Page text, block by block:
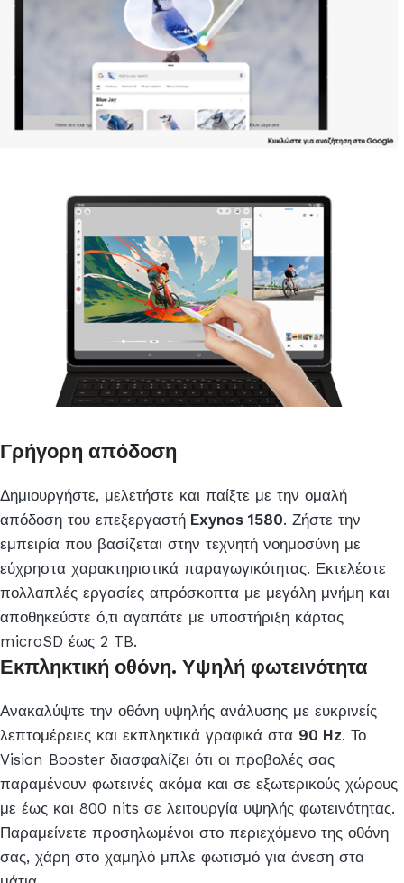
Γρήγορη απόδοση
Δημιουργήστε, μελετήστε και παίξτε με την ομαλή
απόδοση του επεξεργαστή Exynos 1580. Ζήστε την
εμπειρία που βασίζεται στην τεχνητή νοημοσύνη με
εύχρηστα χαρακτηριστικά παραγωγικότητας. Εκτελέστε
πολλαπλές εργασίες απρόσκοπτα με μεγάλη μνήμη και
αποθηκεύστε ό,τι αγαπάτε με υποστήριξη κάρτας
microSD έως 2 TB.
Εκπληκτική οθόνη. Υψηλή φωτεινότητα
Ανακαλύψτε την οθόνη υψηλής ανάλυσης με ευκρινείς
λεπτομέρειες και εκπληκτικά γραφικά στα 90 Hz. Το
Vision Booster διασφαλίζει ότι οι προβολές σας
παραμένουν φωτεινές ακόμα και σε εξωτερικούς χώρους
με έως και 800 nits σε λειτουργία υψηλής φωτεινότητας.
Παραμείνετε προσηλωμένοι στο περιεχόμενο της οθόνη
σας, χάρη στο χαμηλό μπλε φωτισμό για άνεση στα